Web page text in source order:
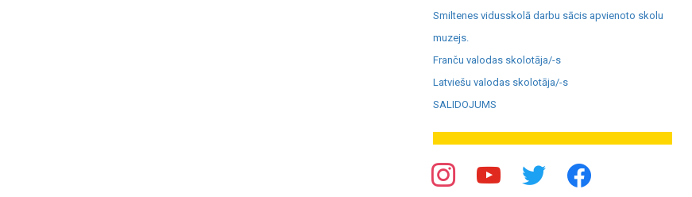
Smiltenes vidusskolā darbu sācis apvienoto skolu
muzejs.
Franču valodas skolotāja/-s
Latviešu valodas skolotāja/-s
SALIDOJUMS